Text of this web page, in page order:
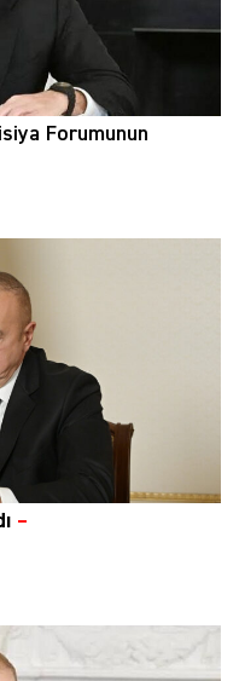
Forumunun
–